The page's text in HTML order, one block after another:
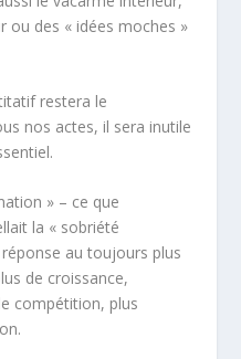
ou des « idées moches »
restera le
nos actes, il sera inutile
» – ce que
la « sobriété
au toujours plus
de croissance,
compétition, plus